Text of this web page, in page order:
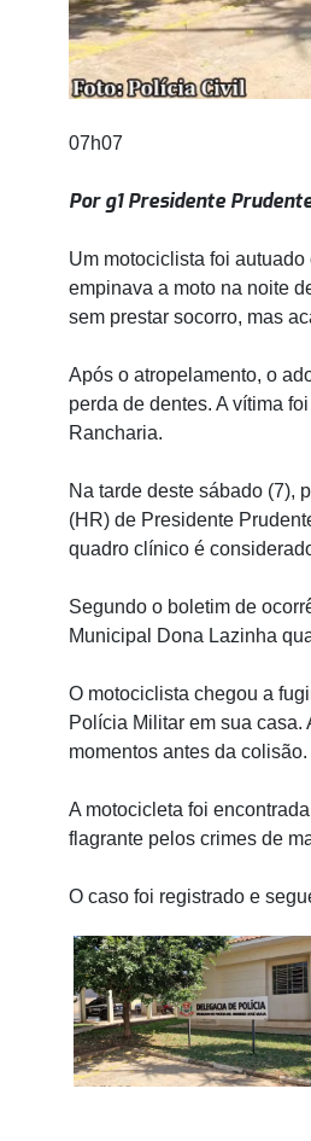
07h07
Por g1 Presidente
Um motociclista foi
empinava a moto na noite
sem prestar socorro, mas
Após o atropelamento, o
perda de dentes. A vítima
Rancharia.
Na tarde deste sábado (7),
(HR) de Presidente
quadro clínico é
Segundo o boletim de
Municipal Dona Lazinha
O motociclista chegou a
Polícia Militar em sua
momentos antes da colisão.
A motocicleta foi
flagrante pelos crimes de
O caso foi registrado e